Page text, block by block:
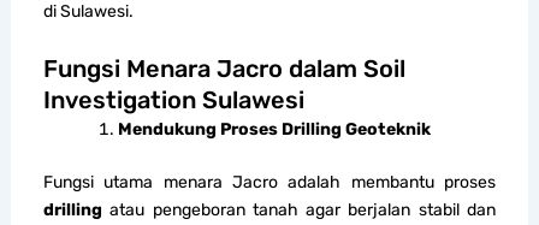
di Sulawesi.
Fungsi Menara Jacro dalam Soil
Investigation Sulawesi
Mendukung Proses Drilling Geoteknik
Fungsi utama menara Jacro adalah membantu proses
drilling atau pengeboran tanah agar berjalan stabil dan